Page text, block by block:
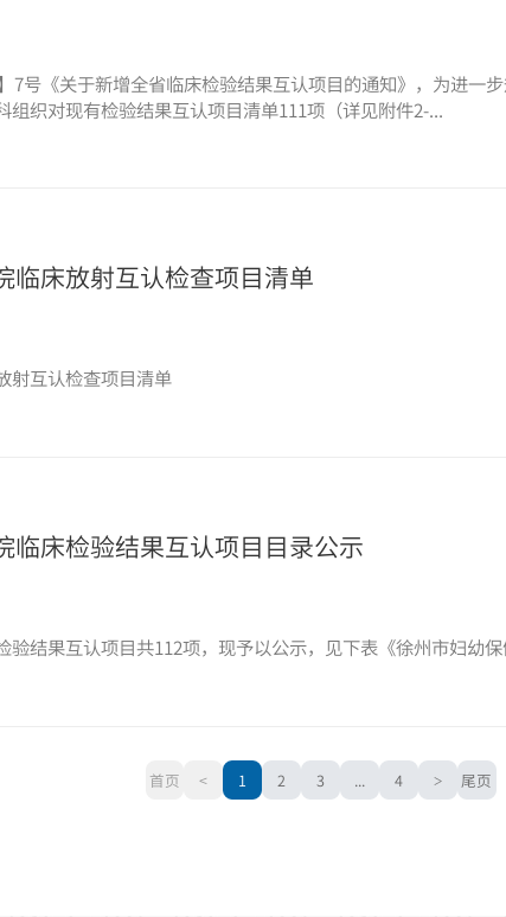
7号《关于新增全省临床检验结果互认项目的通知》，为进一
组织对现有检验结果互认项目清单111项（详见附件2-...
临床放射互认检查项目清单
射互认检查项目清单
临床检验结果互认项目目录公示
验结果互认项目共112项，现予以公示，见下表《徐州市妇幼
首页 < 1 2 3 ... 4 > 尾页